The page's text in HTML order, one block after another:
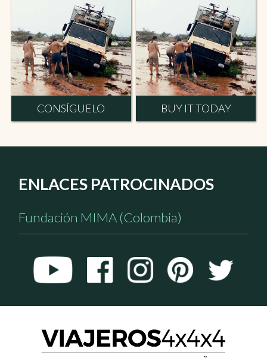
CONSÍGUELO BUY IT TODAY
ENLACES PATROCINADOS
Fundación MIMA (Colombia)